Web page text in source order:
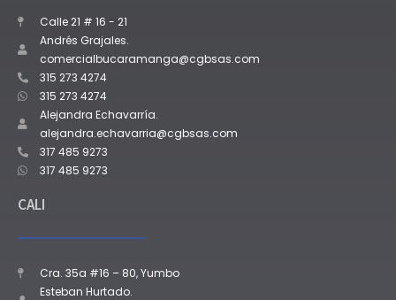
Calle 21 # 16 - 21
Andrés Grajales.
comercialbucaramanga@cgbsas.com
315 273 4274
315 273 4274
Alejandra Echavarría.
alejandra.echavarria@cgbsas.com
317 485 9273
317 485 9273
CALI
Cra. 35a #16 – 80, Yumbo
Esteban Hurtado.